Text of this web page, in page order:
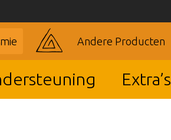
Andere Producten
Extra’s